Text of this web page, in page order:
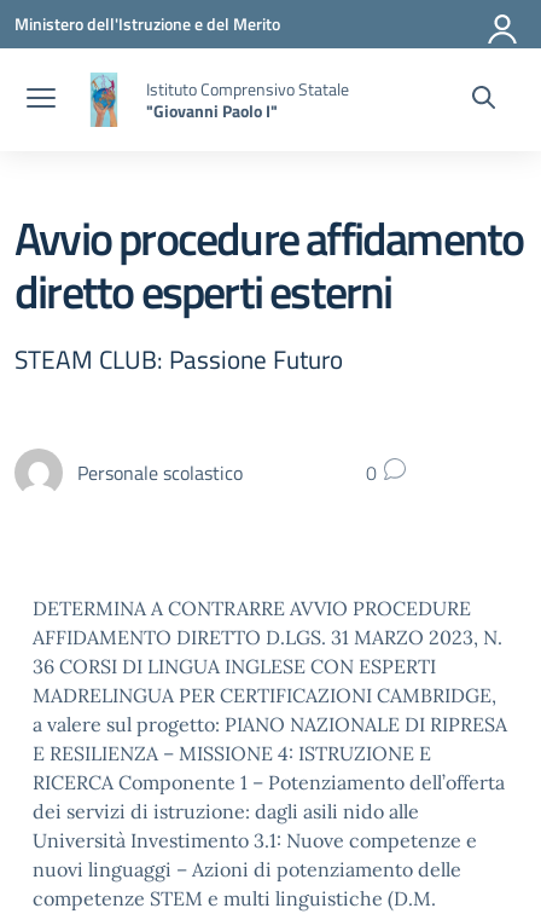
Vai ai contenuti
Vai al menu di navigazione
Vai al footer
Ministero dell'Istruzione e del Merito
Istituto Comprensivo Statale
"Giovanni Paolo I"
Avvio procedure affidamento
diretto esperti esterni
STEAM CLUB: Passione Futuro
Personale scolastico 0
DETERMINA A CONTRARRE AVVIO PROCEDURE
AFFIDAMENTO DIRETTO D.LGS. 31 MARZO 2023, N.
36 CORSI DI LINGUA INGLESE CON ESPERTI
MADRELINGUA PER CERTIFICAZIONI CAMBRIDGE,
a valere sul progetto: PIANO NAZIONALE DI RIPRESA
E RESILIENZA – MISSIONE 4: ISTRUZIONE E
RICERCA Componente 1 – Potenziamento dell’offerta
dei servizi di istruzione: dagli asili nido alle
Università Investimento 3.1: Nuove competenze e
nuovi linguaggi – Azioni di potenziamento delle
competenze STEM e multi linguistiche (D.M.